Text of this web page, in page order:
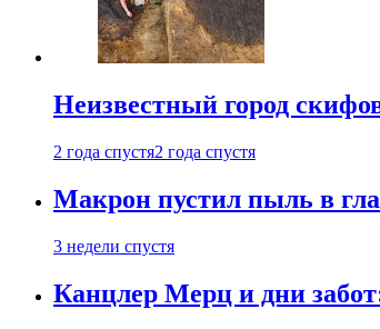
Неизвестный город
2 года спустя2 года спустя
Макрон пустил пыль в
3 недели спустя
Канцлер Мерц и дни